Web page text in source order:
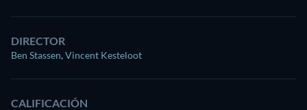
DIRECTOR
Ben Stassen,Vincent Kesteloot
CALIFICACIÓN